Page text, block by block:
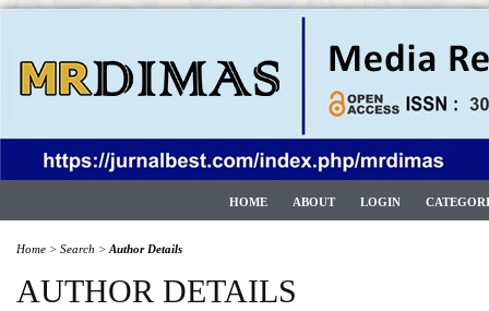
HOME ABOUT LOGIN
Home > Search > Author Details
AUTHOR DETAILS